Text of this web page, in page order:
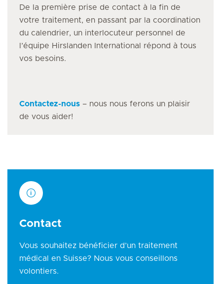
De la première prise de contact à la fin de
votre traitement, en passant par la coordination
du calendrier, un interlocuteur personnel de
l’équipe Hirslanden International répond à tous
vos besoins.
Contactez-nous – nous nous ferons un plaisir
de vous aider!
Contact
Vous souhaitez bénéficier d’un traitement
médical en Suisse? Nous vous conseillons
volontiers.